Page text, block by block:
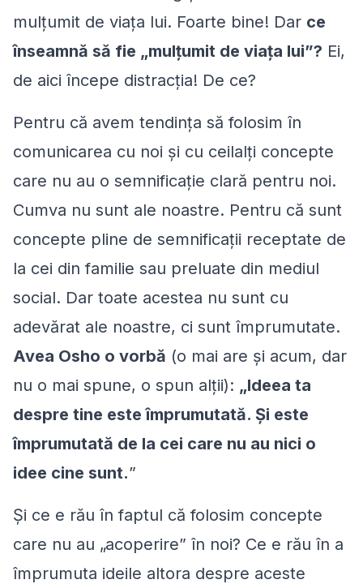
mulțumit de viața lui. Foarte bine! Dar ce
înseamnă să fie „mulțumit de viața lui”? Ei,
de aici începe distracția! De ce?
Pentru că avem tendința să folosim în
comunicarea cu noi și cu ceilalți concepte
care nu au o semnificație clară pentru noi.
Cumva nu sunt ale noastre. Pentru că sunt
concepte pline de semnificații receptate de
la cei din familie sau preluate din mediul
social. Dar toate acestea nu sunt cu
adevărat ale noastre, ci sunt împrumutate.
Avea Osho o vorbă (o mai are și acum, dar
nu o mai spune, o spun alții): „Ideea ta
despre tine este împrumutată. Și este
împrumutată de la cei care nu au nici o
idee cine sunt.”
Și ce e rău în faptul că folosim concepte
care nu au „acoperire” în noi? Ce e rău în a
împrumuta ideile altora despre aceste